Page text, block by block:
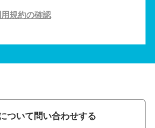
規約の確認
ついて問い合わせする